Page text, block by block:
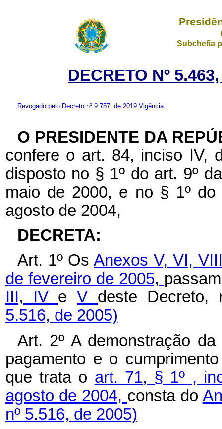
Subchefia
DECRETO Nº
Revogado pelo Decreto nº 9.757, de 2019 Vigência
O PRESIDENTE DA
confere o art. 84, inciso IV,
disposto no § 1º do art. 9º
maio de 2000, e no § 1º
agosto de 2004,
DECRETA:
Art. 1º OsAnexos V, VI,
de fevereiro de 2005,
III, IV eV deste Decreto,
5.516, de 2005)
Art. 2º A demonstração
pagamento e o
que trata o art. 71, § 1º ,
agosto de 2004, consta do
nº 5.516, de 2005)